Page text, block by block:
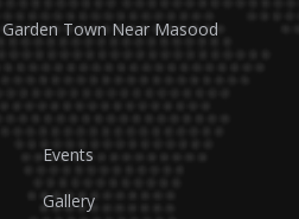
Town Near Masood
Events
Gallery